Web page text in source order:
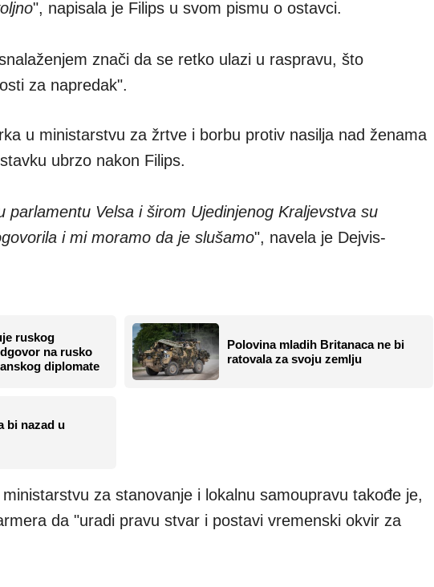
", napisala je Filips u svom pismu o ostavci.
znači da se retko ulazi u raspravu, što
za napredak".
u ministarstvu za žrtve i borbu protiv nasilja nad ženama
ubrzo nakon Filips.
parlamentu Velsa i širom Ujedinjenog Kraljevstva su
i mi moramo da je slušamo", navela je Dejvis-
ruskog
na rusko
diplomate
Polovina mladih Britanaca ne bi
ratovala za svoju zemlju
bi nazad u
za stanovanje i lokalnu samoupravu takođe je,
da "uradi pravu stvar i postavi vremenski okvir za